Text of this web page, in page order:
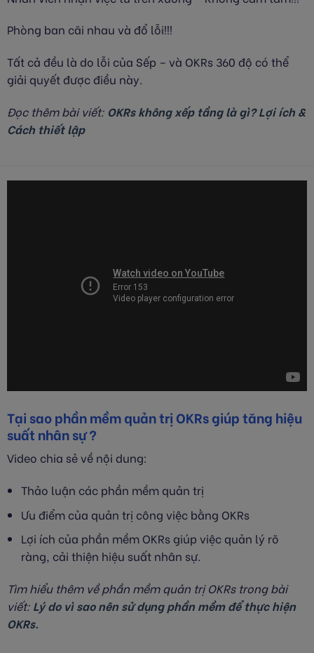
Phòng ban cãi nhau và đổ lỗi!!!
Tất cả đều là do lỗi của Sếp – và OKRs 360 độ có thể
giải quyết được điều này.
Đọc thêm bài viết: OKRs không xếp tầng là gì? Lợi ích &
Cách thiết lập
Tại sao phần mềm quản trị OKRs giúp tăng hiệu
suất nhân sự ?
Video chia sẻ về nội dung:
Thảo luận các phần mềm quản trị
Ưu điểm của quản trị công việc bằng OKRs
Lợi ích của phần mềm OKRs giúp việc quản lý rõ
ràng, cải thiện hiệu suất nhân sự.
Tìm hiểu thêm về phần mềm quản trị OKRs trong bài
viết: Lý do vì sao nên sử dụng phần mềm để thực hiện
OKRs.